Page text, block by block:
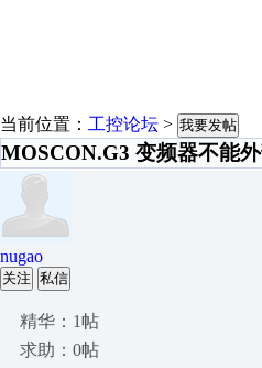
当前位置： 工控论坛 > 我要发帖
MOSCON.G3 变频器不能
nugao
关注 私信
精华：1帖
求助：0帖